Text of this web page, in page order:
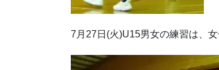
7月27日(火)U15男女の練習は、
動